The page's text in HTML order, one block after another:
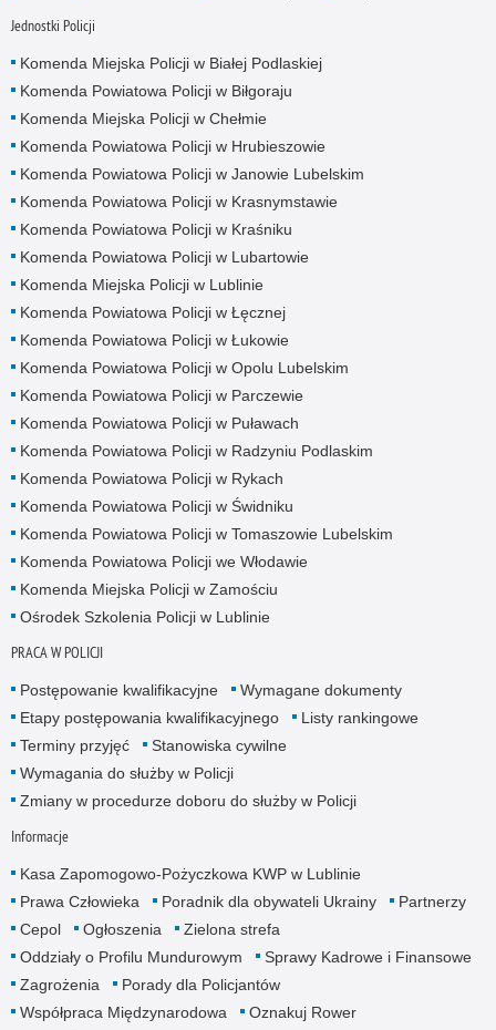
Jednostki Policji
Komenda Miejska Policji w Białej Podlaskiej
Komenda Powiatowa Policji w Biłgoraju
Komenda Miejska Policji w Chełmie
Komenda Powiatowa Policji w Hrubieszowie
Komenda Powiatowa Policji w Janowie Lubelskim
Komenda Powiatowa Policji w Krasnymstawie
Komenda Powiatowa Policji w Kraśniku
Komenda Powiatowa Policji w Lubartowie
Komenda Miejska Policji w Lublinie
Komenda Powiatowa Policji w Łęcznej
Komenda Powiatowa Policji w Łukowie
Komenda Powiatowa Policji w Opolu Lubelskim
Komenda Powiatowa Policji w Parczewie
Komenda Powiatowa Policji w Puławach
Komenda Powiatowa Policji w Radzyniu Podlaskim
Komenda Powiatowa Policji w Rykach
Komenda Powiatowa Policji w Świdniku
Komenda Powiatowa Policji w Tomaszowie Lubelskim
Komenda Powiatowa Policji we Włodawie
Komenda Miejska Policji w Zamościu
Ośrodek Szkolenia Policji w Lublinie
PRACA W POLICJI
Postępowanie kwalifikacyjne
Wymagane dokumenty
Etapy postępowania kwalifikacyjnego
Listy rankingowe
Terminy przyjęć
Stanowiska cywilne
Wymagania do służby w Policji
Zmiany w procedurze doboru do służby w Policji
Informacje
Kasa Zapomogowo-Pożyczkowa KWP w Lublinie
Prawa Człowieka
Poradnik dla obywateli Ukrainy
Partnerzy
Cepol
Ogłoszenia
Zielona strefa
Oddziały o Profilu Mundurowym
Sprawy Kadrowe i Finansowe
Zagrożenia
Porady dla Policjantów
Współpraca Międzynarodowa
Oznakuj Rower